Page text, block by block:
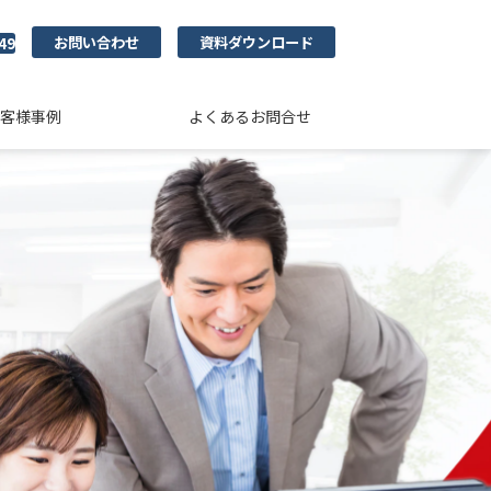
お問い合わせ 資料ダウンロード
様事例 よくあるお問合せ